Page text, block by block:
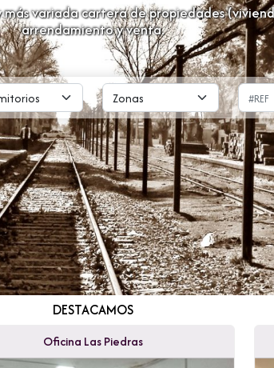
variada cartera de propiedades
arrendamiento y venta.
DESTACAMOS
Oficina Las Piedras